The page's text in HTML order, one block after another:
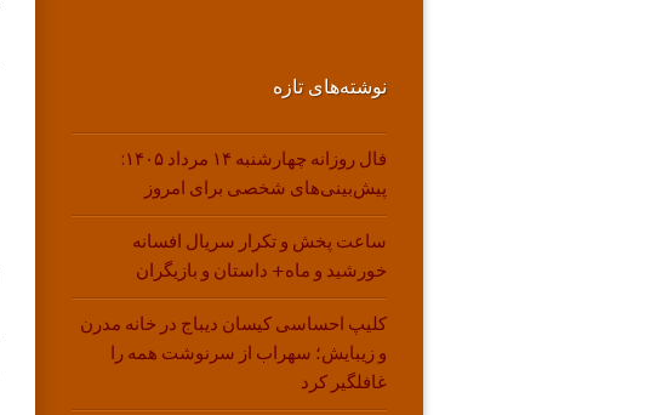
نوشته‌های تازه
فال روزانه چهارشنبه ۱۴ مرداد ۱۴۰۵:
پیش‌بینی‌های شخصی برای امروز
ساعت پخش و تکرار سریال افسانه
خورشید و ماه+ داستان و بازیگران
کلیپ احساسی کیسان دیباج در خانه مدرن
و زیبایش؛ سهراب از سرنوشت همه را
غافلگیر کرد